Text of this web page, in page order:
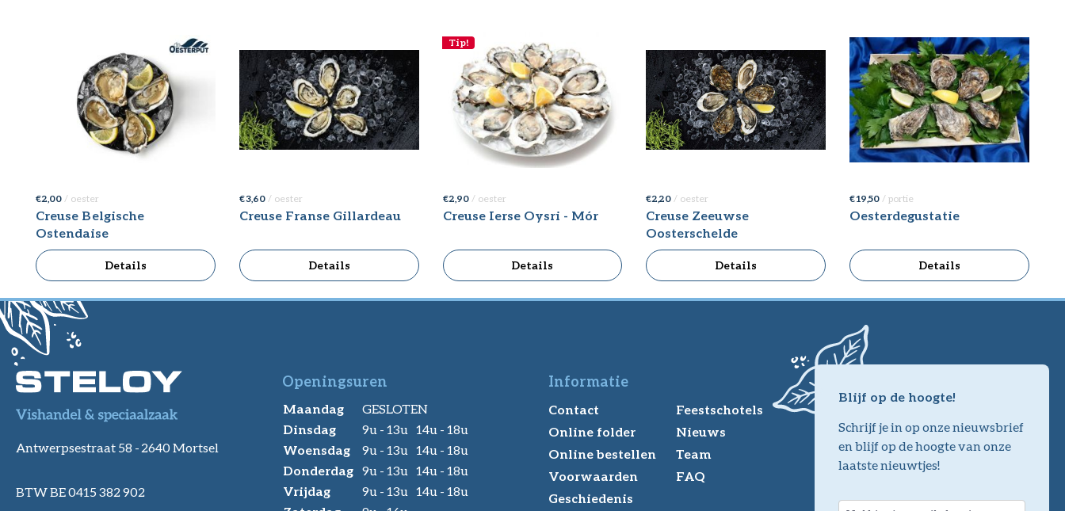
€ 2,00 / oester
Creuse Belgische
Ostendaise
Details
€ 3,60 / oester
Creuse Franse Gillardeau
Details
Tip!
€ 2,90 / oester
Creuse Ierse Oysri - Mór
Details
€ 2,20 / oester
Creuse Zeeuwse
Oosterschelde
Details
€ 19,50 / portie
Oesterdegustatie
Details
Antwerpsestraat 58 - 2640 Mortsel
BTW BE 0415 382 902
Openingsuren
Maandag
GESLOTEN
Dinsdag
9u - 13u 14u - 18u
Woensdag
9u - 13u 14u - 18u
Donderdag 9u - 13u 14u - 18u
Vrijdag
9u - 13u 14u - 18u
Informatie
Contact
Online folder
Online bestellen
Voorwaarden
Geschiedenis
Feestschotels
Nieuws
Team
FAQ
Blijf op de hoogte!
Schrijf je in op onze nieuwsbrief
en blijf op de hoogte van onze
laatste nieuwtjes!